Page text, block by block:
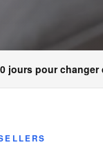
jours pour changer